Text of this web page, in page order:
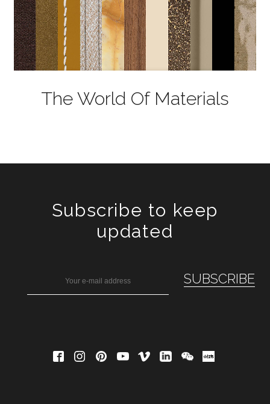
The World Of Materials
Subscribe to keep
updated